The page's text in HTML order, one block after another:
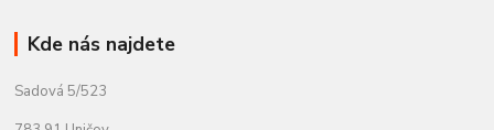
Kde nás najdete
Sadová 5/523